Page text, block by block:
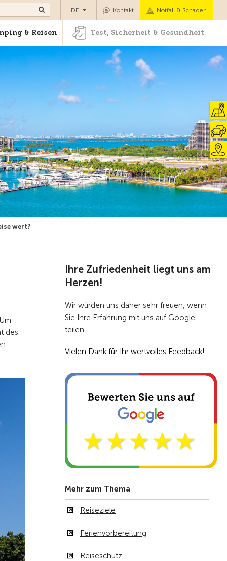
& Reisen Test, Sicherheit & Gesundheit
Kontakt Notfall & Schaden
DE
& Reisen Test, Sicherheit & Gesundheit
wert?
des
Ihre Zufriedenheit liegt uns am
Herzen!
Wir würden uns daher sehr freuen, wenn
Sie Ihre Erfahrung mit uns auf Google
teilen.
Vielen Dank für Ihr wertvolles Feedback!
Mehr zum Thema
Reiseziele
Ferienvorbereitung
Reiseschutz